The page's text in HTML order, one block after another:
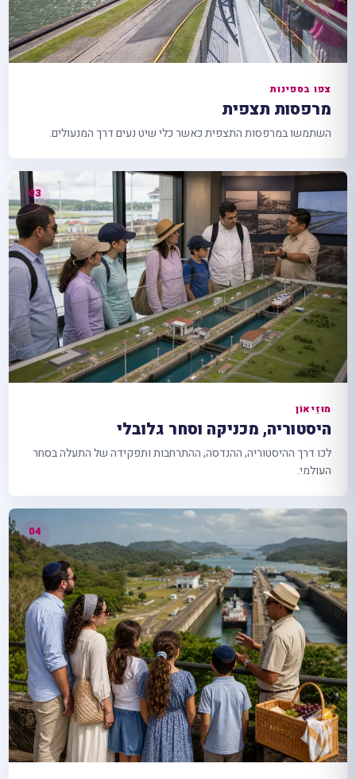
צפו בספינות
מרפסות תצפית
השתמשו במרפסות התצפית כאשר כלי שיט נעים דרך המנעולים.
מוּזֵיאוֹן
היסטוריה, מכניקה וסחר גלובלי
לכו דרך ההיסטוריה, ההנדסה, ההתרחבות ותפקידה של התעלה בסחר
העולמי.